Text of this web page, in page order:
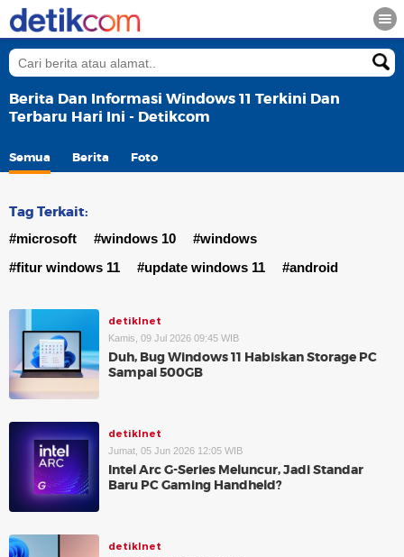
Berita Dan Informasi Windows 11 Terkini Dan
Terbaru Hari Ini - Detikcom
Semua Berita Foto
Tag Terkait:
#microsoft #windows 10
#windows
#fitur windows 11
#update windows 11 #android
detikInet
Kamis, 09 Jul 2026 09:45 WIB
Duh, Bug Windows 11 Habiskan Storage PC
Sampai 500GB
detikInet
Jumat, 05 Jun 2026 12:05 WIB
Intel Arc G-Series Meluncur, Jadi Standar
Baru PC Gaming Handheld?
detikInet